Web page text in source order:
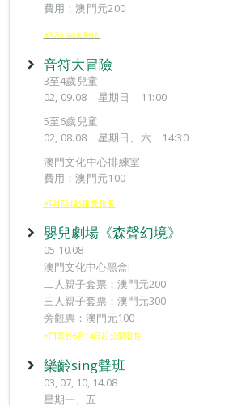
費用：澳門元200
※6 月5 日起接受報名
音符大冒險
3至4歲兒童
02, 09.08 星期日 11:00
5至6歲兒童
02, 08.08 星期日、六 14:30
澳門文化中心排練室
費用：澳門元100
※6月5日起接受報名
嬰兒劇場《森聲幻境》
05-10.08
澳門文化中心黑盒I
二人親子套票：澳門元200
三人親子套票：澳門元300
旁觀票：澳門元100
※門票於6月14日起公開發售
樂齡sing聲班
03, 07, 10, 14.08
星期一、五